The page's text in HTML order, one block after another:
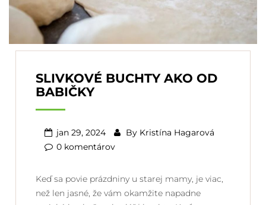
SLIVKOVÉ BUCHTY AKO OD
BABIČKY
jan 29, 2024 By Kristína Hagarová
0 komentárov
Keď sa povie prázdniny u starej mamy, je viac,
než len jasné, že vám okamžite napadne